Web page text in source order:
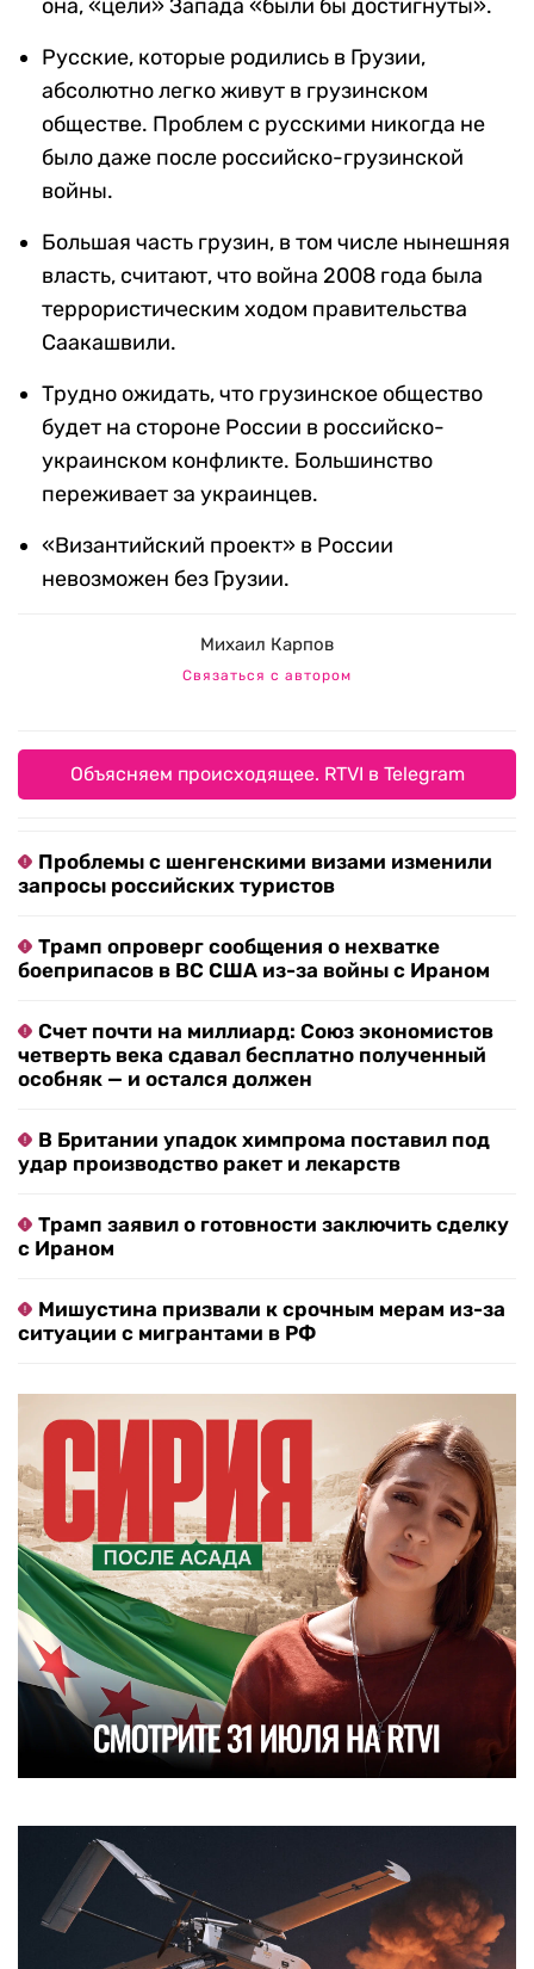
она, «цели» Запада «были бы достигнуты».
Русские, которые родились в Грузии,
абсолютно легко живут в грузинском
обществе. Проблем с русскими никогда не
было даже после российско-грузинской
войны.
Большая часть грузин, в том числе нынешняя
власть, считают, что война 2008 года была
террористическим ходом правительства
Саакашвили.
Трудно ожидать, что грузинское общество
будет на стороне России в российско-
украинском конфликте. Большинство
переживает за украинцев.
«Византийский проект» в России
невозможен без Грузии.
Михаил Карпов
Связаться с автором
Объясняем происходящее. RTVI в Telegram
Проблемы с шенгенскими визами изменили
запросы российских туристов
Трамп опроверг сообщения о нехватке
боеприпасов в ВС США из-за войны с Ираном
Счет почти на миллиард: Союз экономистов
четверть века сдавал бесплатно полученный
особняк — и остался должен
В Британии упадок химпрома поставил под
удар производство ракет и лекарств
Трамп заявил о готовности заключить сделку
с Ираном
Мишустина призвали к срочным мерам из-за
ситуации с мигрантами в РФ